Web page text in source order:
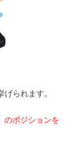
られます。
のポジションを